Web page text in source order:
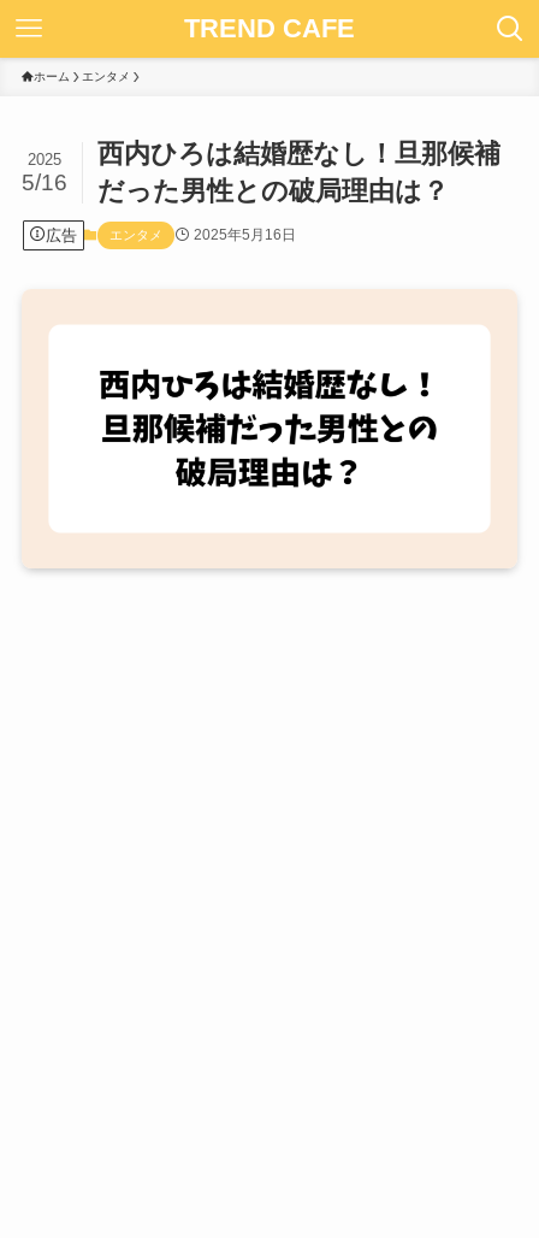
TREND CAFE
ホーム エンタメ
西内ひろは結婚歴なし！旦那候補
だった男性との破局理由は？
2025
5/16
広告 エンタメ 2025年5月16日